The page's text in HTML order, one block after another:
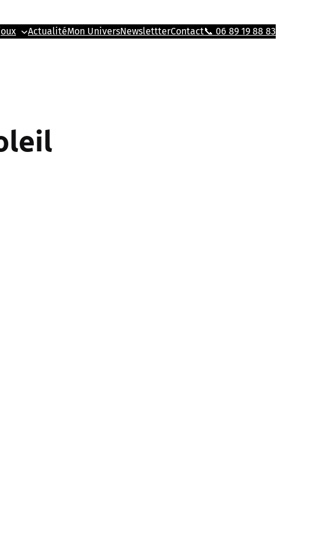
ActualitéMon UniversNewslettterContact📞 06 89 19 88 83